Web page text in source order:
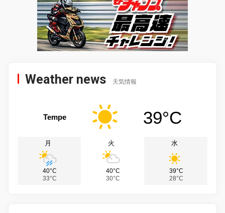
Weather news 天気情報
Tempe 39°C
月
40°C
33°C
火
40°C
30°C
水
39°C
28°C